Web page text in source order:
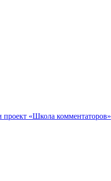
проект «Школа комментаторов»